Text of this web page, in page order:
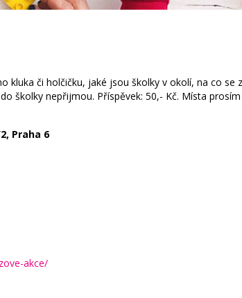
kluka či holčičku, jaké jsou školky v okolí, na co
školky nepřijmou. Příspěvek: 50,- Kč. Místa
Praha 6
akce/